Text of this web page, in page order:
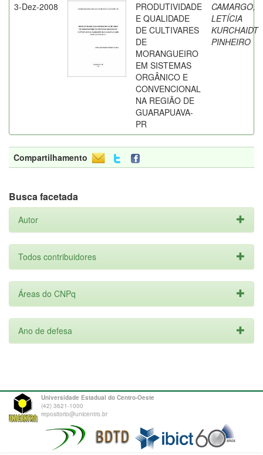
3-Dez-2008
PRODUTIVIDADE
E QUALIDADE
DE CULTIVARES
DE
MORANGUEIRO
EM SISTEMAS
ORGÂNICO E
CONVENCIONAL
NA REGIÃO DE
GUARAPUAVA-
PR
CAMARGO,
LETÍCIA
KURCHAIDT
PINHEIRO
Compartilhamento
Busca facetada
Autor
Todos contribuidores
Áreas do CNPq
Ano de defesa
Universidade Estadual do Centro-Oeste
(42) 3621-1000
repositorio@unicentro.br